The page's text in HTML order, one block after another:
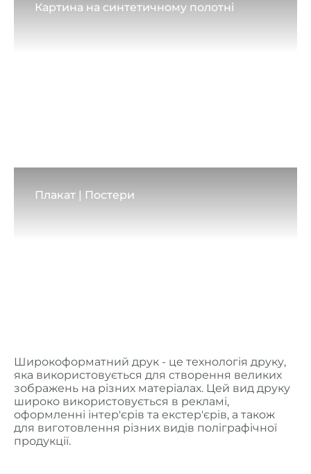
Картина на синтетичному полотні
Плакат | Постери
Широкоформатний друк - це технологія друку,
яка використовується для створення великих
зображень на різних матеріалах. Цей вид друку
широко використовується в рекламі,
оформленні інтер'єрів та екстер'єрів, а також
для виготовлення різних видів поліграфічної
продукції.